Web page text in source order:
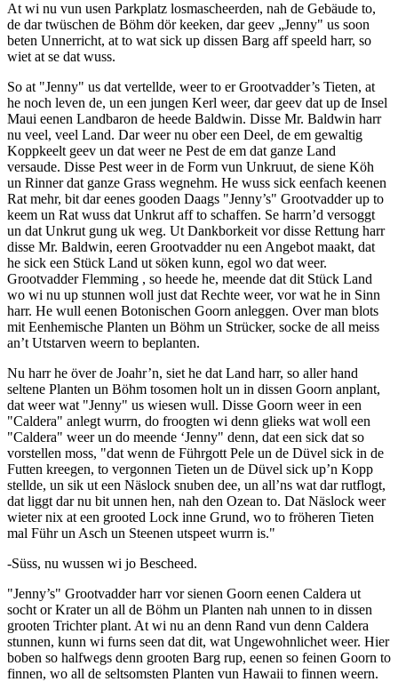
At wi nu vun usen Parkplatz losmascheerden, nah de Gebäude to,
de dar twüschen de Böhm dör keeken, dar geev „Jenny" us soon
beten Unnerricht, at to wat sick up dissen Barg aff speeld harr, so
wiet at se dat wuss.
So at "Jenny" us dat vertellde, weer to er Grootvadder’s Tieten, at
he noch leven de, un een jungen Kerl weer, dar geev dat up de Insel
Maui eenen Landbaron de heede Baldwin. Disse Mr. Baldwin harr
nu veel, veel Land. Dar weer nu ober een Deel, de em gewaltig
Koppkeelt geev un dat weer ne Pest de em dat ganze Land
versaude. Disse Pest weer in de Form vun Unkruut, de siene Köh
un Rinner dat ganze Grass wegnehm. He wuss sick eenfach keenen
Rat mehr, bit dar eenes gooden Daags "Jenny’s" Grootvadder up to
keem un Rat wuss dat Unkrut aff to schaffen. Se harrn’d versoggt
un dat Unkrut gung uk weg. Ut Dankborkeit vor disse Rettung harr
disse Mr. Baldwin, eeren Grootvadder nu een Angebot maakt, dat
he sick een Stück Land ut söken kunn, egol wo dat weer.
Grootvadder Flemming , so heede he, meende dat dit Stück Land
wo wi nu up stunnen woll just dat Rechte weer, vor wat he in Sinn
harr. He wull eenen Botonischen Goorn anleggen. Over man blots
mit Eenhemische Planten un Böhm un Strücker, socke de all meiss
an’t Utstarven weern to beplanten.
Nu harr he över de Joahr’n, siet he dat Land harr, so aller hand
seltene Planten un Böhm tosomen holt un in dissen Goorn anplant,
dat weer wat "Jenny" us wiesen wull. Disse Goorn weer in een
"Caldera" anlegt wurrn, do froogten wi denn glieks wat woll een
"Caldera" weer un do meende ‘Jenny" denn, dat een sick dat so
vorstellen moss, "dat wenn de Führgott Pele un de Düvel sick in de
Futten kreegen, to vergonnen Tieten un de Düvel sick up’n Kopp
stellde, un sik ut een Näslock snuben dee, un all’ns wat dar rutflogt,
dat liggt dar nu bit unnen hen, nah den Ozean to. Dat Näslock weer
wieter nix at een grooted Lock inne Grund, wo to fröheren Tieten
mal Führ un Asch un Steenen utspeet wurrn is."
-Süss, nu wussen wi jo Bescheed.
"Jenny’s" Grootvadder harr vor sienen Goorn eenen Caldera ut
socht or Krater un all de Böhm un Planten nah unnen to in dissen
grooten Trichter plant. At wi nu an denn Rand vun denn Caldera
stunnen, kunn wi furns seen dat dit, wat Ungewohnlichet weer. Hier
boben so halfwegs denn grooten Barg rup, eenen so feinen Goorn to
finnen, wo all de seltsomsten Planten vun Hawaii to finnen weern.